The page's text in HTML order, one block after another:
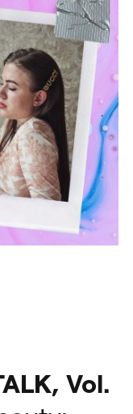
, Vol.